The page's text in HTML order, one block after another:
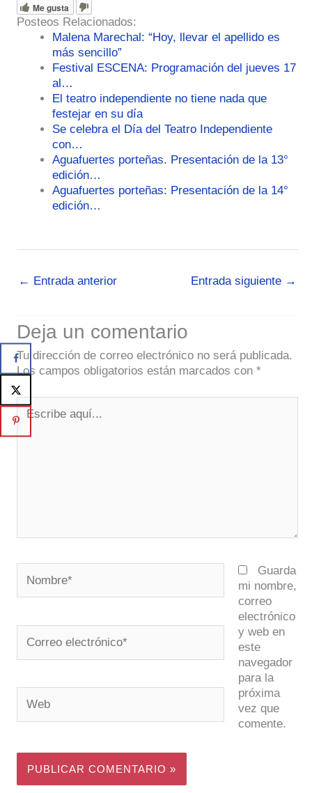
Me gusta
Posteos Relacionados:
Malena Marechal: “Hoy, llevar el apellido es
más sencillo”
Festival ESCENA: Programación del jueves 17
al…
El teatro independiente no tiene nada que
festejar en su día
Se celebra el Día del Teatro Independiente
con…
Aguafuertes porteñas. Presentación de la 13°
edición…
Aguafuertes porteñas: Presentación de la 14°
edición…
← Entrada anterior Entrada siguiente →
Deja un comentario
Tu dirección de correo electrónico no será publicada.
Los campos obligatorios están marcados con *
Escribe
aquí...
electrónico*
Guarda
mi nombre,
correo
electrónico
y web en
este
navegador
para la
próxima
vez que
comente.